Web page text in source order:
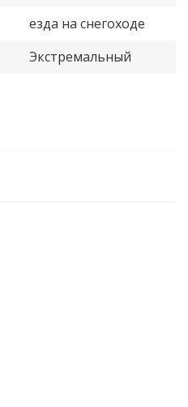
езда на снегоходе
Экстремальный